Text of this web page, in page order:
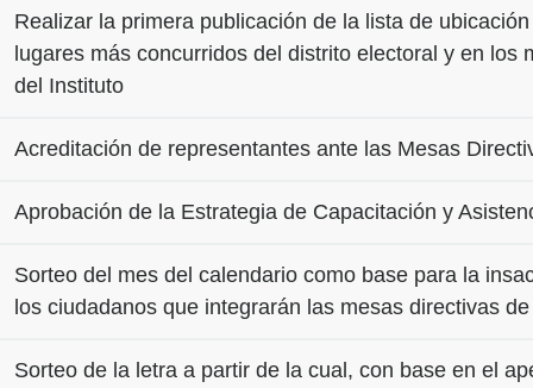
Realizar la primera publicación de la lista de
lugares más concurridos del distrito electoral y en los
del Instituto
Acreditación de representantes ante las Mesas
Aprobación de la Estrategia de Capacitación y
Sorteo del mes del calendario como base para la
los ciudadanos que integrarán las mesas directivas
Sorteo de la letra a partir de la cual, con base en el